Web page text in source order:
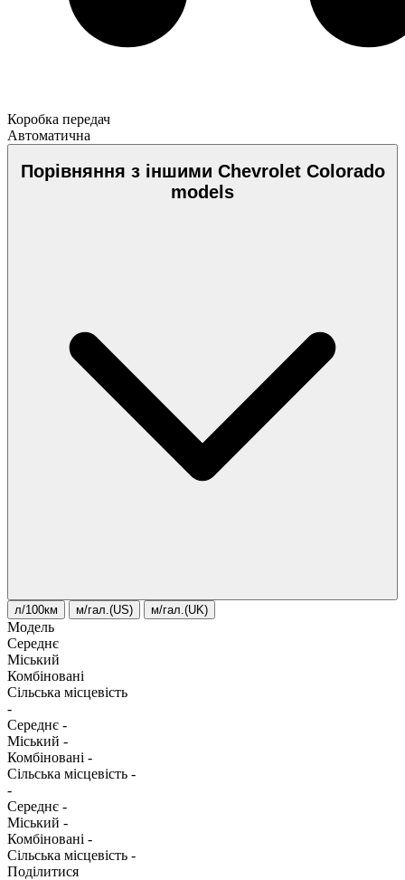
Коробка передач
Автоматична
Порівняння з іншими Chevrolet Colorado
models
л/100км м/гал.(US) м/гал.(UK)
Модель
Середнє
Міський
Комбіновані
Сільська місцевість
-
Середнє -
Міський -
Комбіновані -
Сільська місцевість -
-
Середнє -
Міський -
Комбіновані -
Сільська місцевість -
Поділитися